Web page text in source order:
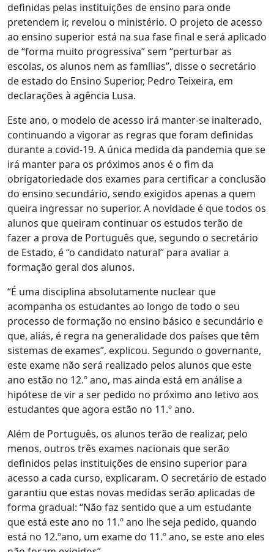
definidas pelas instituições de ensino para onde
pretendem ir, revelou o ministério. O projeto de acesso
ao ensino superior está na sua fase final e será aplicado
de “forma muito progressiva” sem “perturbar as
escolas, os alunos nem as famílias”, disse o secretário
de estado do Ensino Superior, Pedro Teixeira, em
declarações à agência Lusa.
Este ano, o modelo de acesso irá manter-se inalterado,
continuando a vigorar as regras que foram definidas
durante a covid-19. A única medida da pandemia que se
irá manter para os próximos anos é o fim da
obrigatoriedade dos exames para certificar a conclusão
do ensino secundário, sendo exigidos apenas a quem
queira ingressar no superior. A novidade é que todos os
alunos que queiram continuar os estudos terão de
fazer a prova de Português que, segundo o secretário
de Estado, é “o candidato natural” para avaliar a
formação geral dos alunos.
“É uma disciplina absolutamente nuclear que
acompanha os estudantes ao longo de todo o seu
processo de formação no ensino básico e secundário e
que, aliás, é regra na generalidade dos países que têm
sistemas de exames”, explicou. Segundo o governante,
este exame não será realizado pelos alunos que este
ano estão no 12.º ano, mas ainda está em análise a
hipótese de vir a ser pedido no próximo ano letivo aos
estudantes que agora estão no 11.º ano.
Além de Português, os alunos terão de realizar, pelo
menos, outros três exames nacionais que serão
definidos pelas instituições de ensino superior para
acesso a cada curso, explicaram. O secretário de estado
garantiu que estas novas medidas serão aplicadas de
forma gradual: “Não faz sentido que a um estudante
que está este ano no 11.º ano lhe seja pedido, quando
está no 12.ºano, um exame do 11.º ano, se este ano eles